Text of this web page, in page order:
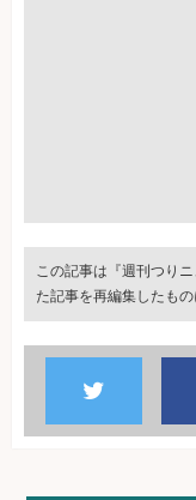
この記事は『週刊つり
た記事を再編集したもの